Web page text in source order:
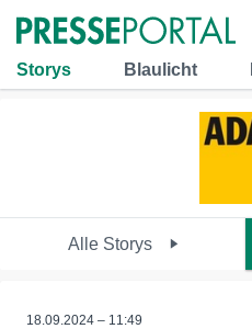
Storys Blaulicht
Alle Storys
18.09.2024 – 11:49